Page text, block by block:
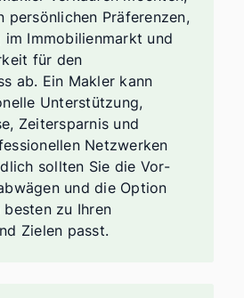
für Ihren spezifischen
und den Return on
persönlichen Präferenzen,
im Immobilienmarkt und
für den
ab. Ein Makler kann
Unterstützung,
Zeitersparnis und
Netzwerken
sollten Sie die Vor-
und die Option
zu Ihren
Zielen passt.